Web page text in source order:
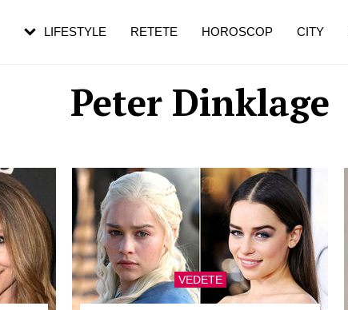
Peter Dinklage
VEDETE
LIFESTYLE RETETE HOROSCOP CITY
în vârstă
de dureroasă este investigația